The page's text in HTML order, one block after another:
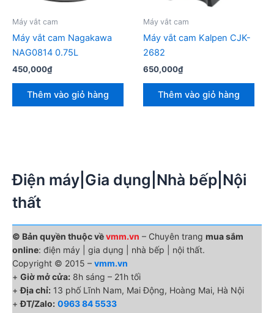
Máy vắt cam
Máy vắt cam Nagakawa
NAG0814 0.75L
450,000₫
Thêm vào giỏ hàng
Máy vắt cam
Máy vắt cam Kalpen CJK-
2682
650,000₫
Thêm vào giỏ hàng
Điện máy|Gia dụng|Nhà bếp|Nội
thất
© Bản quyền thuộc vềvmm.vn – Chuyên trang mua sắm
online: điện máy | gia dụng | nhà bếp | nội thất.
Copyright © 2015 – vmm.vn
+ Giờ mở cửa: 8h sáng – 21h tối
+Địa chỉ: 13 phố Lĩnh Nam, Mai Động, Hoàng Mai, Hà Nội
+ĐT/Zalo: 0963 84 5533